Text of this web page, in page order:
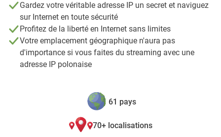
Gardez votre véritable adresse IP un secret et naviguez
sur Internet en toute sécurité
Profitez de la liberté en Internet sans limites
Votre emplacement géographique n'aura pas
d'importance si vous faites du streaming avec une
adresse IP polonaise
61 pays
70+ localisations